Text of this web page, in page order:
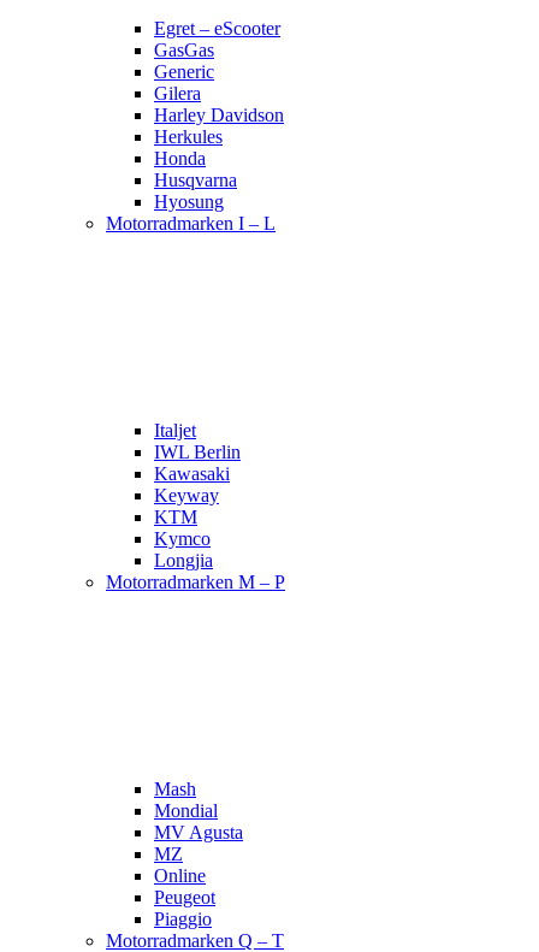
Egret – eScooter
GasGas
Generic
Gilera
Harley Davidson
Herkules
Honda
Husqvarna
Hyosung
Motorradmarken I – L
Italjet
IWL Berlin
Kawasaki
Keyway
KTM
Kymco
Longjia
Motorradmarken M – P
Mash
Mondial
MV Agusta
MZ
Online
Peugeot
Piaggio
Motorradmarken Q – T